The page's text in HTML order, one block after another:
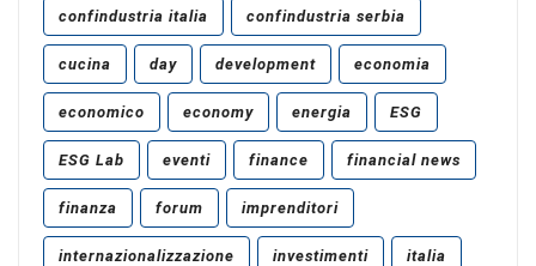
confindustria italia confindustria serbia
cucina day development economia
economico economy energia ESG
ESG Lab eventi finance financial news
finanza forum imprenditori
internazionalizzazione investimenti italia